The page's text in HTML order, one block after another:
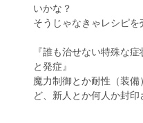
いかな？
そうじゃなきゃレシピを
『誰も治せない特殊な
と発症』
魔力制御とか耐性（装
ど、新人とか何人か封印